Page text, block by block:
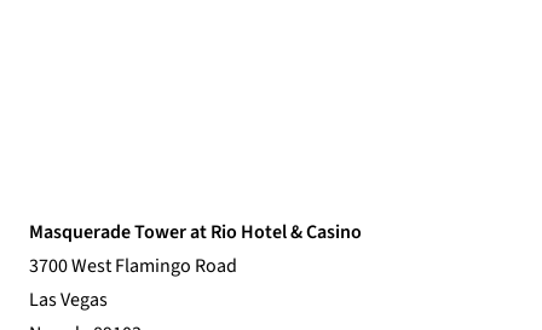
Masquerade Tower at Rio Hotel & Casino
3700 West Flamingo Road
Las Vegas